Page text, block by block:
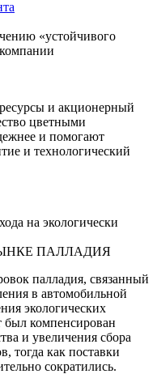
«устойчивого
и акционерный
цветными
и помогают
и технологический
на экологически
ПАЛЛАДИЯ
палладия, связанный
в автомобильной
экологических
был компенсирован
и увеличения сбора
тогда как поставки
сократились.